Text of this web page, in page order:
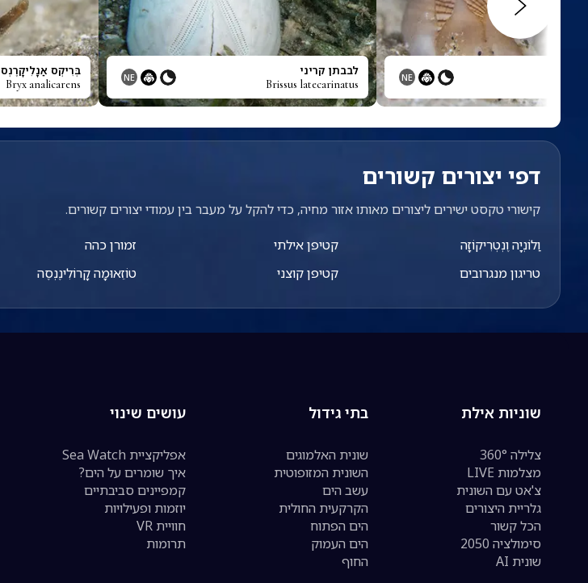
NE לבבתן קריני
Brissus latecarinatus
NE בְּרִיקְס אַנָלִיקָרֶנְס
Bryx analicarens
דפי יצורים קשורים
קישורי טקסט ישירים ליצורים מאותו אזור מחיה, כדי להקל על מעבר בין עמודי יצורים קשורים.
וַלוֹנְיָה וֶנְטְרִיקוֹזָה
טריגון מנגרובים
קטיפן אילתי
קטיפן קוצני
זמורן כהה
טוֹזֵאוּמָה קָרוֹלִינֶנְסֶה
שוניות אילת
צלילה 360°
מצלמות LIVE
צ'אט עם השונית
גלריית היצורים
הכל קשור
סימולציה 2050
שונית AI
בתי גידול
שונית האלמוגים
השונית המזופוטית
עשב הים
הקרקעית החולית
הים הפתוח
הים העמוק
החוף
עושים שינוי
אפליקציית Sea Watch
איך שומרים על הים?
קמפיינים סביבתיים
יוזמות ופעילויות
חוויית VR
תרומות